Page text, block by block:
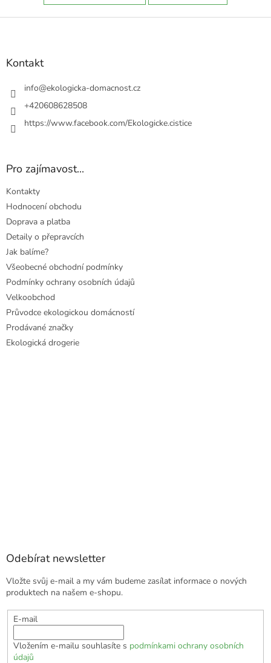
Z
Kontakt
info@ekologicka-domacnost.cz
+420608628508
https://www.facebook.com/Ekologicke.cistice
Pro zajímavost...
Kontakty
Hodnocení obchodu
Doprava a platba
Detaily o přepravcích
Jak balíme?
Všeobecné obchodní podmínky
Podmínky ochrany osobních údajů
Velkoobchod
Průvodce ekologickou domácností
Prodávané značky
Ekologická drogerie
Odebírat newsletter
Vložte svůj e-mail a my vám budeme zasílat informace o nových
produktech na našem e-shopu.
E-mail
Vložením e-mailu souhlasíte s podmínkami ochrany osobních
údajů